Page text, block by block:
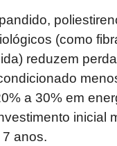
(como
reduzem
a 30% em
inicial
anos.